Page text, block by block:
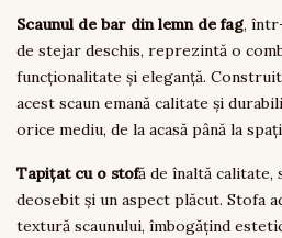
Scaunul de bar din lemn de fag,
de stejar deschis, reprezintă o
funcționalitate și eleganță.
acest scaun emană calitate și
orice mediu, de la acasă până la
Tapițat cu o stofă de înaltă
deosebit și un aspect plăcut. Stofa
textură scaunului, îmbogățind